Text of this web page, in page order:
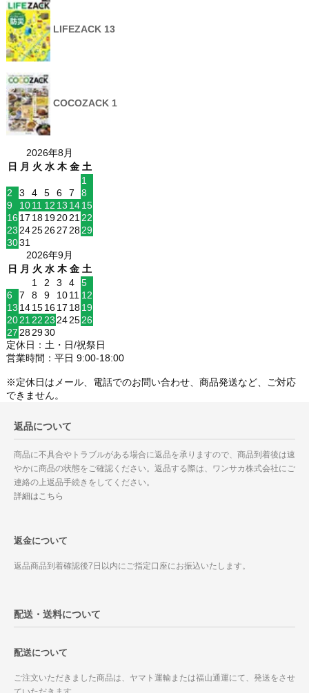
LIFEZACK 13
COCOZACK 1
2026年8月
日
月 火 水 木 金 土
1
2
3 4 5 6 7
8
9
1011 12 13 1415
16 17 18192021 22
23 24252627 2829
3031
2026年9月
日
月 火 水 木 金 土
1
2 3 4
5
6
7 8 9 1011 12
13 14151617 1819
2021 22 23 242526
27 282930
定休日：土・日/祝祭日
営業時間：平日 9:00-18:00
※定休日はメール、電話でのお問い合わせ、商品発送など、ご対応
できません。
返品について
商品に不具合やトラブルがある場合に返品を承りますので、商品到着後は速
やかに商品の状態をご確認ください。返品する際は、ワンサカ株式会社にご
連絡の上返品手続きをしてください。
詳細はこちら
返金について
返品商品到着確認後7日以内にご指定口座にお振込いたします。
配送・送料について
配送について
ご注文いただきました商品は、ヤマト運輸または福山通運にて、発送をさせ
ていただきます。